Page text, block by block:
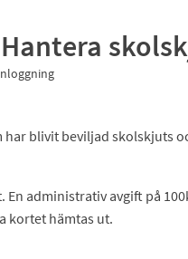
har blivit beviljad skolskjuts
administrativ avgift på
kortet hämtas ut.